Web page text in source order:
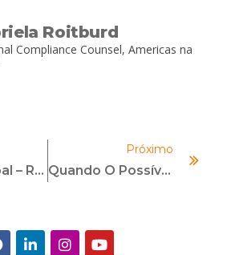
Roitburd
Compliance Counsel, Americas na
Fraude Global – Relatório Das Nações Da ACFE Em 2022
Próximo
Quando O Possível É Inimigo Do Adequado Para Seu GRC